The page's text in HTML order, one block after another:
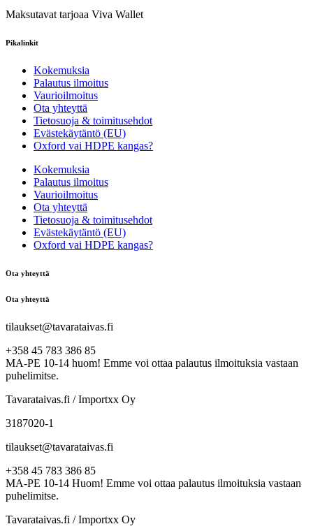
Maksutavat tarjoaa Viva Wallet
Pikalinkit
Kokemuksia
Palautus ilmoitus
Vaurioilmoitus
Ota yhteyttä
Tietosuoja & toimitusehdot
Evästekäytäntö (EU)
Oxford vai HDPE kangas?
Kokemuksia
Palautus ilmoitus
Vaurioilmoitus
Ota yhteyttä
Tietosuoja & toimitusehdot
Evästekäytäntö (EU)
Oxford vai HDPE kangas?
Ota yhteyttä
Ota yhteyttä
tilaukset@tavarataivas.fi
+358 45 783 386 85
MA-PE 10-14 huom! Emme voi ottaa palautus ilmoituksia vastaan
puhelimitse.
Tavarataivas.fi / Importxx Oy
3187020-1
tilaukset@tavarataivas.fi
+358 45 783 386 85
MA-PE 10-14 Huom! Emme voi ottaa palautus ilmoituksia vastaan
puhelimitse.
Tavarataivas.fi / Importxx Oy